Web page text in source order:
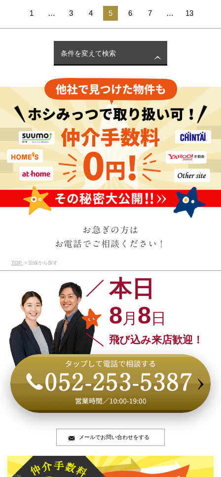
1 … 3 4 5 6 7 … 13
条件を変えて検索
お急ぎの方は
お電話でご相談ください！
TOP 沿線から探す
本日
8月 8 日
飛び込み来店歓迎！
メールでお問い合わせをする